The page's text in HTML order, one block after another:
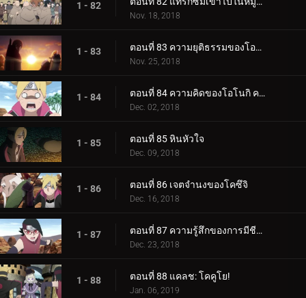
1 - 82
Nov. 18, 2018
1 - 83 ตอนที่ 83 ความยุติธรรมของโอโนกิ
Nov. 25, 2018
1 - 84 ตอนที่ 84 ความคิดของโอโนกิ ความคิดของคู
Dec. 02, 2018
1 - 85 ตอนที่ 85 หินหัวใจ
Dec. 09, 2018
1 - 86 ตอนที่ 86 เจตจำนงของโคซึจิ
Dec. 16, 2018
1 - 87 ตอนที่ 87 ความรู้สึกของการมีชีวิต
Dec. 23, 2018
1 - 88 ตอนที่ 88 แคลช: โคคูโย!
Jan. 06, 2019